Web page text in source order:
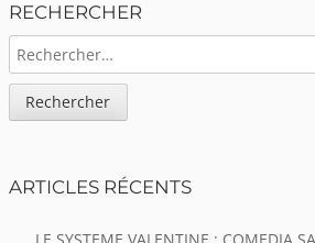
RECHERCHER
RECHERCHER :
ARTICLES RÉCENTS
LE SYSTEME VALENTINE : COMEDIA